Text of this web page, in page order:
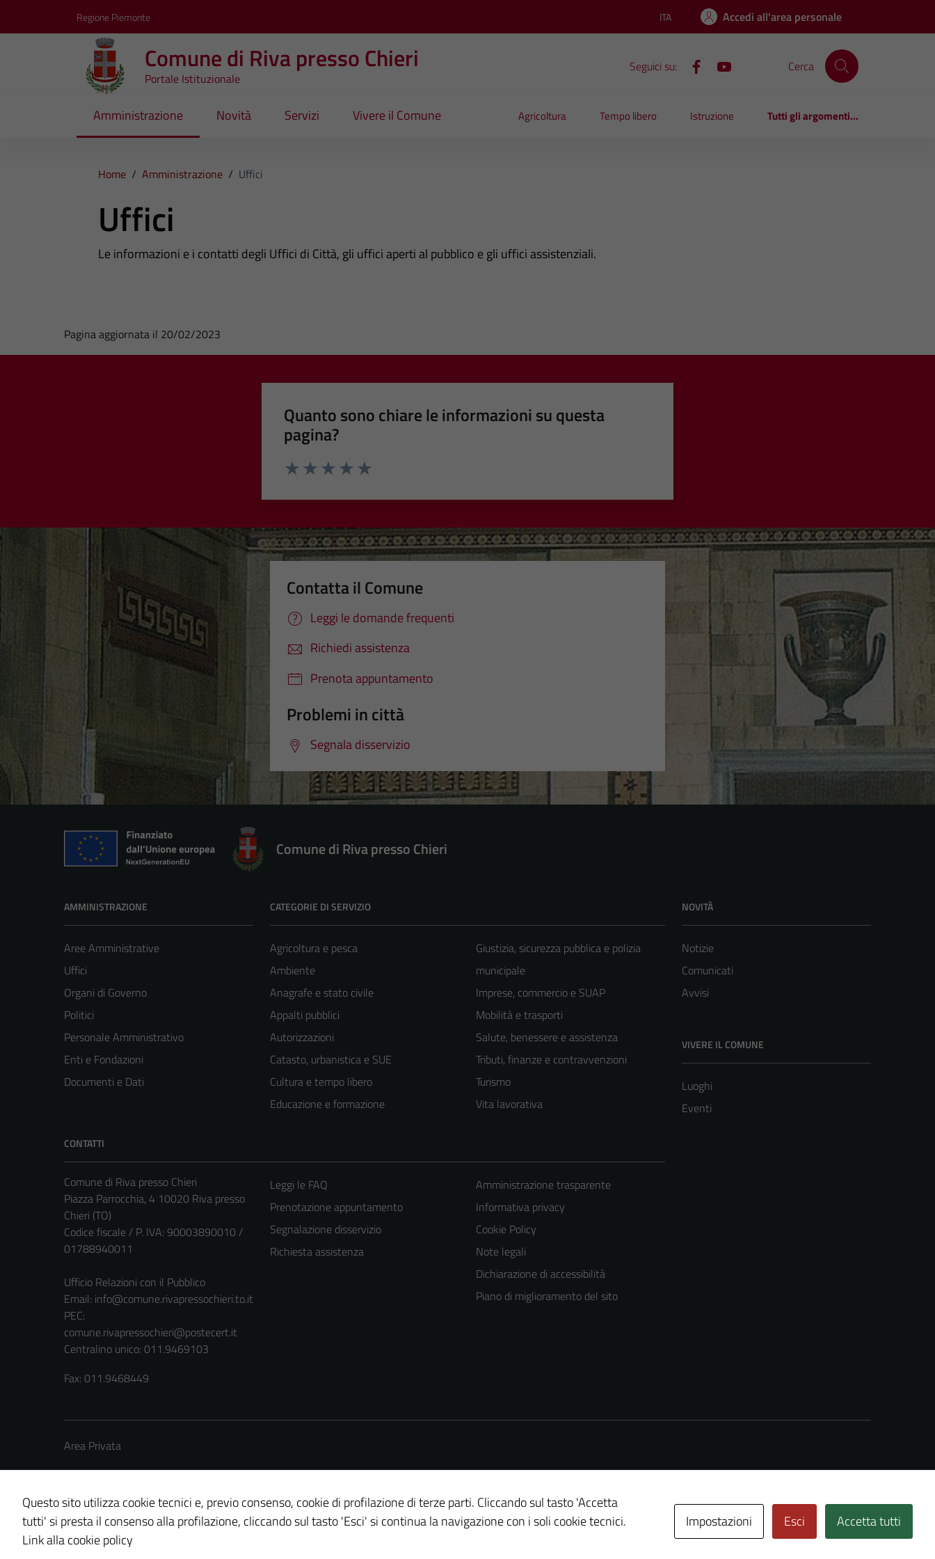
Regione Piemonte Lingua attiva:
ITA Accedi all'area personale
Comune di Riva presso Chieri
Portale Istituzionale
Seguici su: Cerca
Amministrazione Novità Servizi Vivere il Comune Agricoltura Tempo libero Istruzione Tutti gli argomenti...
Home / Amministrazione / Uffici
Uffici
Le informazioni e i contatti degli Uffici di Città, gli uffici aperti al pubblico e gli uffici assistenziali.
Pagina aggiornata il 20/02/2023
Quanto sono chiare le informazioni su questa
pagina?
Contatta il Comune
Leggi le domande frequenti
Richiedi assistenza
Prenota appuntamento
Problemi in città
Segnala disservizio
Comune di Riva presso Chieri
AMMINISTRAZIONE
Aree Amministrative
Uffici
Organi di Governo
Politici
Personale Amministrativo
Enti e Fondazioni
Documenti e Dati
CATEGORIE DI SERVIZIO
Agricoltura e pesca
Ambiente
Anagrafe e stato civile
Appalti pubblici
Autorizzazioni
Catasto, urbanistica e SUE
Cultura e tempo libero
Educazione e formazione
Giustizia, sicurezza pubblica e polizia
municipale
Imprese, commercio e SUAP
Mobilità e trasporti
Salute, benessere e assistenza
Tributi, finanze e contravvenzioni
Turismo
Vita lavorativa
NOVITÀ
Notizie
Comunicati
Avvisi
VIVERE IL COMUNE
Luoghi
Eventi
CONTATTI
Comune di Riva presso Chieri
Piazza Parrocchia, 4 10020 Riva presso
Chieri (TO)
Codice fiscale / P. IVA: 90003890010 /
01788940011
Ufficio Relazioni con il Pubblico
Email: info@comune.rivapressochieri.to.it
PEC:
comune.rivapressochieri@postecert.it
Centralino unico: 011.9469103
Fax: 011.9468449
Leggi le FAQ
Prenotazione appuntamento
Segnalazione disservizio
Richiesta assistenza
Amministrazione trasparente
Informativa privacy
Cookie Policy
Note legali
Dichiarazione di accessibilità
Piano di miglioramento del sito
Area Privata
Credits: © Technical Design s.r.l.
Questo sito utilizza cookie tecnici e, previo consenso, cookie di profilazione di terze parti. Cliccando sul tasto 'Accetta
tutti' si presta il consenso alla profilazione, cliccando sul tasto 'Esci' si continua la navigazione con i soli cookie tecnici.
Link alla cookie policy
Impostazioni Esci Accetta tutti